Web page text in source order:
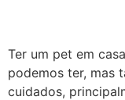
Ter um pet em
podemos ter, mas
cuidados,